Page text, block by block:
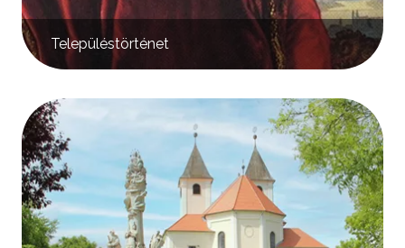
Településtörténet
Kép